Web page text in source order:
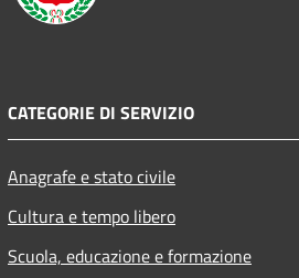
CATEGORIE DI SERVIZIO
Anagrafe e stato civile
Cultura e tempo libero
Scuola, educazione e formazione